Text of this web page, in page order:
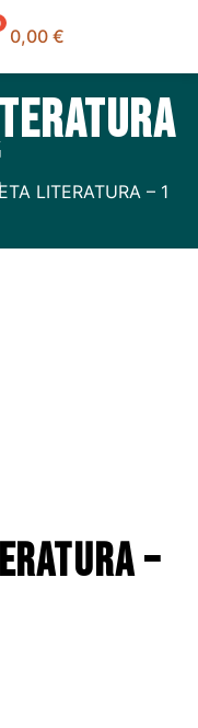
0,00€
LITERATURA – 1
–